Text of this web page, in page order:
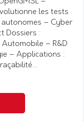
les tests
autonomes – Cyber
Dossiers :
Automobile – R&D
– Applications :